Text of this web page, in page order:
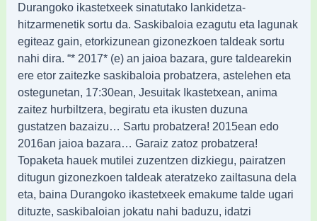
Durangoko ikastetxeek sinatutako lankidetza-
hitzarmenetik sortu da. Saskibaloia ezagutu eta lagunak
egiteaz gain, etorkizunean gizonezkoen taldeak sortu
nahi dira. “* 2017* (e) an jaioa bazara, gure taldearekin
ere etor zaitezke saskibaloia probatzera, astelehen eta
ostegunetan, 17:30ean, Jesuitak Ikastetxean, anima
zaitez hurbiltzera, begiratu eta ikusten duzuna
gustatzen bazaizu… Sartu probatzera! 2015ean edo
2016an jaioa bazara… Garaiz zatoz probatzera!
Topaketa hauek mutilei zuzentzen dizkiegu, pairatzen
ditugun gizonezkoen taldeak ateratzeko zailtasuna dela
eta, baina Durangoko ikastetxeek emakume talde ugari
dituzte, saskibaloian jokatu nahi baduzu, idatzi